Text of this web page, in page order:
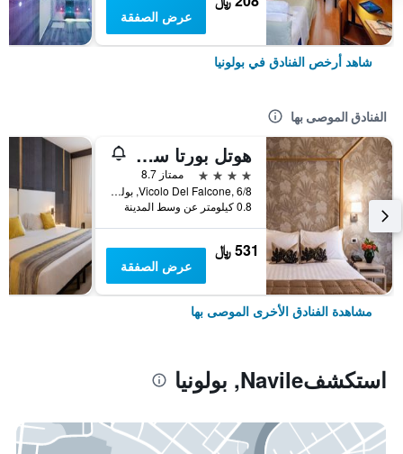
عرض الصفقة
شاهد أرخص الفنادق في بولونيا
الفنادق الموصى بها
هوتل بورتا سان مامولو
4 نجوم
ممتاز 8.7
Vicolo Del Falcone, 6/8, بولونيا, مقاطعة بولونيا, إيطاليا
0.8 كيلومتر عن وسط المدينة
531 ﷼
عرض الصفقة
مشاهدة الفنادق الأخرى الموصى بها
استكشفNavile, بولونيا